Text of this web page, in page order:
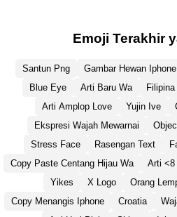
Emoji Terakhir
Santun Png Gambar Hewan Iphone
Blue Eye
Arti Baru Wa
Arti Amplop Love
Yujin Ive
Ekspresi Wajah Mewarnai
Stress Face
Rasengan Text
Copy Paste Centang Hijau Wa
Arti <8
Yikes
X Logo Orang
Copy Menangis Iphone
Croatia